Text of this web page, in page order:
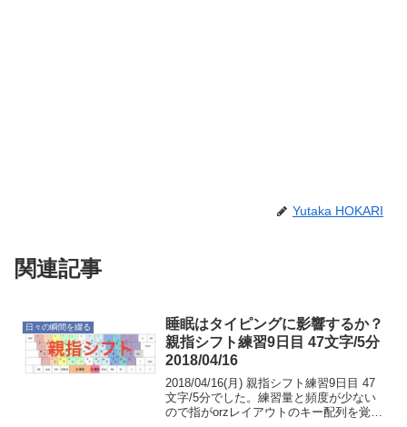
Yutaka HOKARI
関連記事
日々の瞬間を綴る
睡眠はタイピングに影響するか？
親指シフト練習9日目 47文字/5分
2018/04/16
2018/04/16(月) 親指シフト練習9日目 47
文字/5分でした。練習量と頻度が少ない
ので指がorzレイアウトのキー配列を覚え